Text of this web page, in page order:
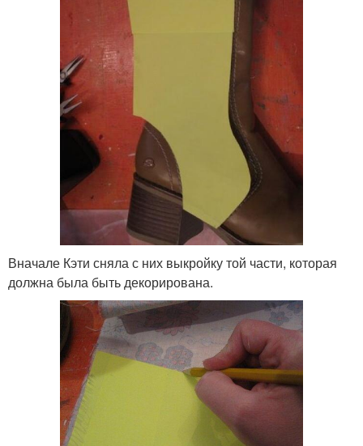
Вначале Кэти сняла с них выкройку той части, которая
должна была быть декорирована.